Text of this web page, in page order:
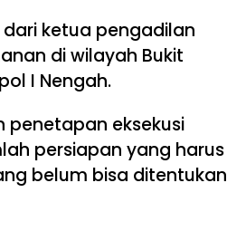
ketua pengadilan
di wilayah Bukit
I Nengah.
penetapan eksekusi
persiapan yang harus
belum bisa ditentukan